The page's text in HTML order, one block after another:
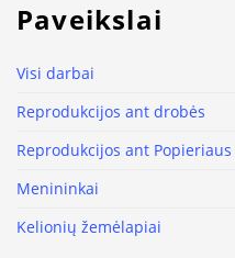
Paveikslai
Visi darbai
Reprodukcijos ant drobės
Reprodukcijos ant Popieriaus
Menininkai
Kelionių žemėlapiai